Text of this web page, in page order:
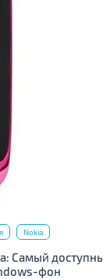
Nokia
Самый
фон